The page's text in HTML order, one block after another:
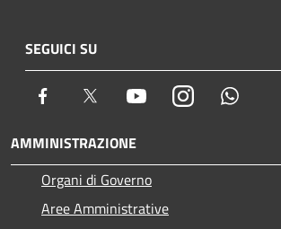
SEGUICI SU
Facebook Twitter YoutubeInstagram
AMMINISTRAZIONE
Organi di Governo
Aree Amministrative